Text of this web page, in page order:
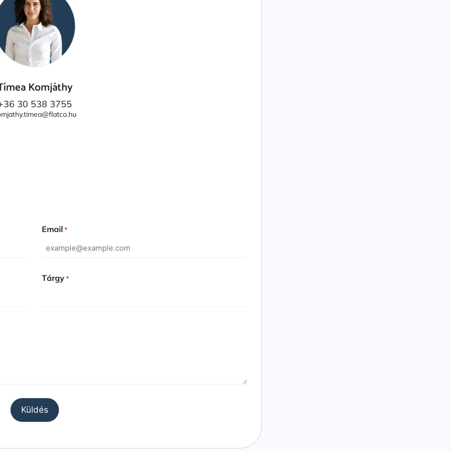
Komjáthy
30 538 3755
Email *
Tárgy *